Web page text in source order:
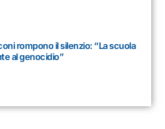
rompono il silenzio: “La scuola
al genocidio”